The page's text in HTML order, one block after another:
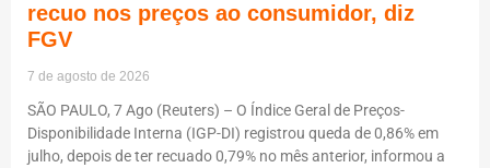
recuo nos preços ao consumidor, diz
FGV
7 de agosto de 2026
SÃO PAULO, 7 Ago (Reuters) – O Índice Geral de Preços-
Disponibilidade Interna (IGP-DI) registrou queda de 0,86% em
julho, depois de ter recuado 0,79% no mês anterior, informou a